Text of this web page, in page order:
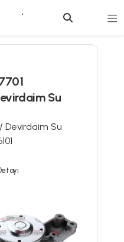
Su
Devirdaim Su